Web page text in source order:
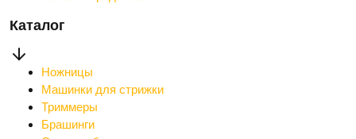
Каталог
Ножницы
Машинки для стрижки
Триммеры
Брашинги